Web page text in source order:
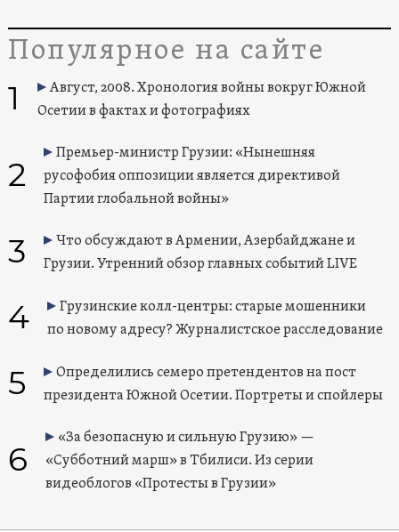
Популярное на сайте
1
Август, 2008. Хронология войны вокруг Южной
Осетии в фактах и фотографиях
2
Премьер-министр Грузии: «Нынешняя
русофобия оппозиции является директивой
Партии глобальной войны»
3
Что обсуждают в Армении, Азербайджане и
Грузии. Утренний обзор главных событий LIVE
4
Грузинские колл-центры: старые мошенники
по новому адресу? Журналистское расследование
5
Определились семеро претендентов на пост
президента Южной Осетии. Портреты и спойлеры
6
«За безопасную и сильную Грузию» —
«Субботний марш» в Тбилиси. Из серии
видеоблогов «Протесты в Грузии»